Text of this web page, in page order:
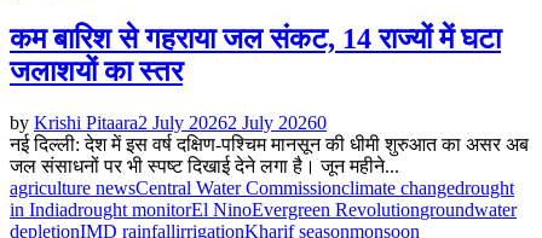
कम बारिश से गहराया जल संकट, 14 राज्यों में घटा
जलाशयों का स्तर
by Krishi Pitaara2 July 20262 July 20260
नई दिल्ली: देश में इस वर्ष दक्षिण-पश्चिम मानसून की धीमी शुरुआत का असर अब
जल संसाधनों पर भी स्पष्ट दिखाई देने लगा है। जून महीने...
agriculture newsCentral Water Commissionclimate changedrought
in Indiadrought monitorEl NinoEvergreen Revolutiongroundwater
depletionIMD rainfallirrigationKharif seasonmonsoon